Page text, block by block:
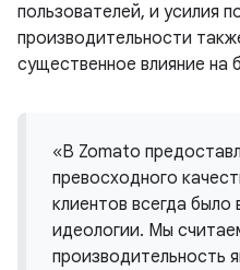
пользователей, и усилия
производительности
существенное влияние на
«В Zomato
превосходного
клиентов всегда было
идеологии. Мы
производительность